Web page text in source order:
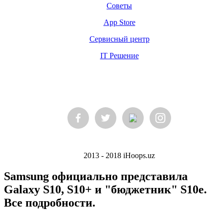
Советы
App Store
Сервисный центр
IT Решение
2013 - 2018 iHoops.uz
Samsung официально представила
Galaxy S10, S10+ и "бюджетник" S10e.
Все подробности.